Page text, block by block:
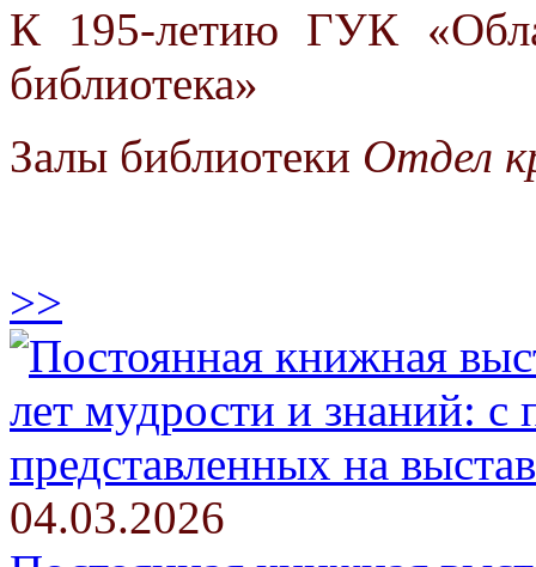
К 195-летию ГУК
библиотека»
Залы библиотеки Отдел
>>
04.03.2026